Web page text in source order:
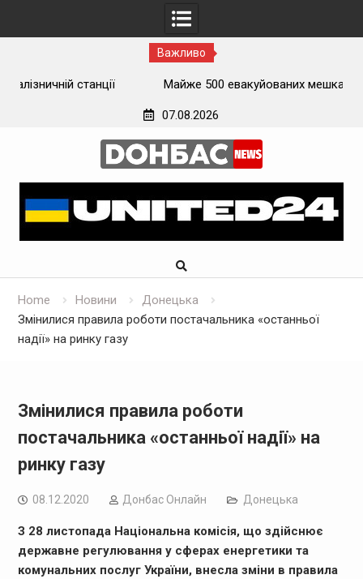
Важливо
Майже 500 евакуйованих мешканців Луганщини
07.08.2026
Home Новини
Донецька
Змінилися правила роботи постачальника «останньої
надії» на ринку газу
Змінилися правила роботи
постачальника «останньої надії» на
ринку газу
08.12.2020 Дoнбас Онлайн Донецька
З 28 листопада Національна комісія, що здійснює
державне регулювання у сферах енергетики та
комунальних послуг України, внесла зміни в правила